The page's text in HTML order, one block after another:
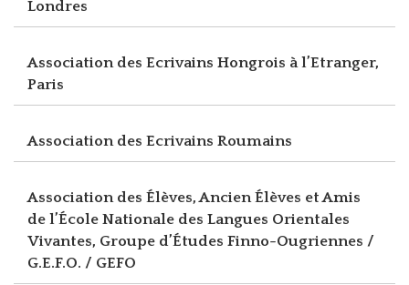
Londres
Association des Ecrivains Hongrois à l’Etranger,
Paris
Association des Ecrivains Roumains
Association des Élèves, Ancien Élèves et Amis
de l’École Nationale des Langues Orientales
Vivantes, Groupe d’Études Finno-Ougriennes /
G.E.F.O. / GEFO